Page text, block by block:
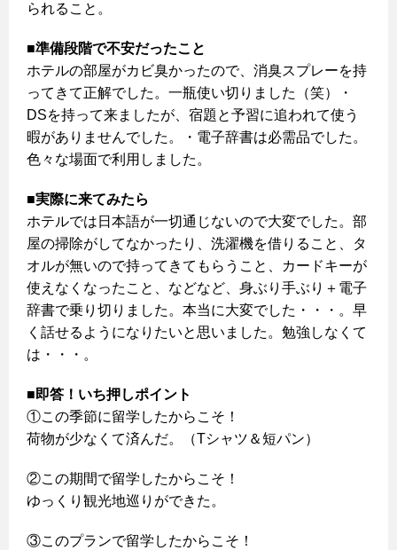
られること。
■準備段階で不安だったこと
ホテルの部屋がカビ臭かったので、消臭スプレーを持
ってきて正解でした。一瓶使い切りました（笑）・
DSを持って来ましたが、宿題と予習に追われて使う
暇がありませんでした。・電子辞書は必需品でした。
色々な場面で利用しました。
■実際に来てみたら
ホテルでは日本語が一切通じないので大変でした。部
屋の掃除がしてなかったり、洗濯機を借りること、タ
オルが無いので持ってきてもらうこと、カードキーが
使えなくなったこと、などなど、身ぶり手ぶり＋電子
辞書で乗り切りました。本当に大変でした・・・。早
く話せるようになりたいと思いました。勉強しなくて
は・・・。
■即答！いち押しポイント
①この季節に留学したからこそ！
荷物が少なくて済んだ。（Tシャツ＆短パン）
②この期間で留学したからこそ！
ゆっくり観光地巡りができた。
③このプランで留学したからこそ！